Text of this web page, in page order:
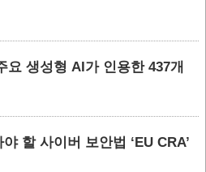
요 생성형 AI가 인용한 437개
할 사이버 보안법 ‘EU CRA’